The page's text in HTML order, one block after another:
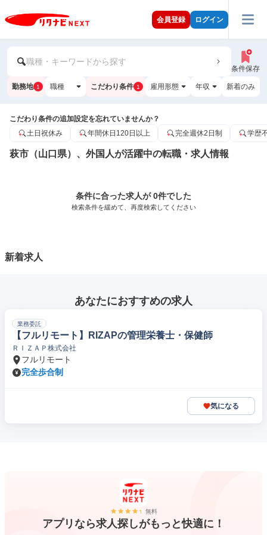
会員登録 ログイン
職種・キーワードから探す
条件保存
勤務地 1 職種 こだわり条件 1 雇用形態 年収 新着のみ
こだわり条件の追加設定を忘れていませんか？
土日祝休み
年間休日120日以上 完全週休2日制 学歴
萩市（山口県）、外国人が活躍中の転職・求人情報
条件に合った求人が 0件でした
検索条件を緩めて、再度検索してください
新着求人
あなたにおすすめの求人
業務委託
【フルリモート】RIZAPの管理栄養士・保健師
ＲＩＺＡＰ株式会社
フルリモート
完全歩合制
気になる
無料
アプリなら求人探しがもっと快適に！